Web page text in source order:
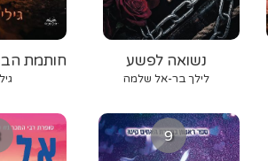
חותמת נשואה לפשע
לילך בר-אל שלמה
9